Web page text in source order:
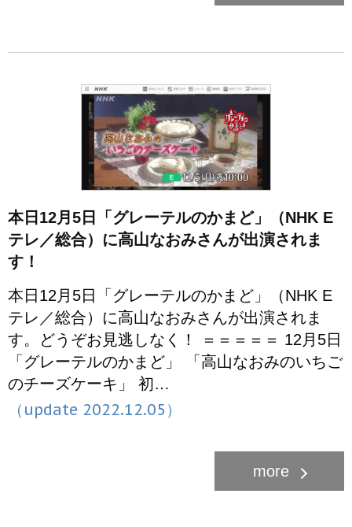
本日12月5日「グレーテルのかまど」（NHK E
テレ／総合）に高山なおみさんが出演されま
す！
本日12月5日「グレーテルのかまど」（NHK E
テレ／総合）に高山なおみさんが出演されま
す。どうぞお見逃しなく！ ＝＝＝＝＝ 12月5日
「グレーテルのかまど」 「高山なおみのいちご
のチーズケーキ」 初…
（update 2022.12.05）